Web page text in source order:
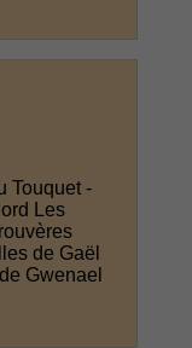
Touquet -
Les
de Gaël
Gwenael